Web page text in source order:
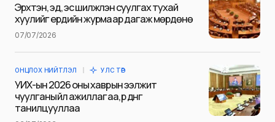
Сэтгэгдэл*
Эрхтэн, эд, эс шилжүүлэн суулгах тухай
хуулийг ердийн журмаар дагаж мөрдөнө
07/07/2026
ОНЦЛОХ НИЙТЛЭЛ УЛС ТӨР
УИХ-ын 2026 оны хаврын ээлжит
чуулганы үйл ажиллагаа, үр дүнг
танилцууллаа